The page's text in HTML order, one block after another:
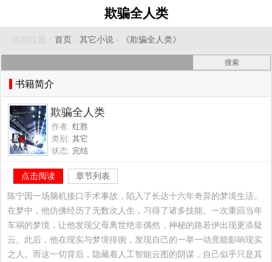
欺骗全人类
当前位置： 首页 › 其它小说 › 《欺骗全人类》
书籍简介
欺骗全人类
作者: 红胜
类别: 其它
状态: 完结
点击阅读 章节列表
陈宁因一场脑机接口手术事故，陷入了长达十六年奇异的梦境生活。
在梦中，他仿佛经历了无数次人生，习得了诸多技能。一次重回当年
车祸的梦境，让他发现父母离世绝非偶然，神秘的路若伊出现更添疑
云。此后，他在现实与梦境徘徊，发现自己的一举一动竟能影响现实
之人。而这一切背后，隐藏着人工智能云图的阴谋，自己似乎只是其